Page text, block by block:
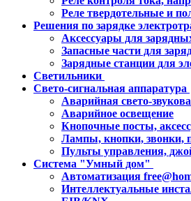
Реле твердотельные и
Решения по зарядке
Аксессуары для
Запасные части для
Зарядные станции для
Светильники
Свето-сигнальная аппаратура
Аварийная свето-
Аварийное освещение
Кнопочные посты,
Лампы, кнопки, звонки,
Пульты управления,
Система "Умный дом"
Автоматизация
Интеллектуальные